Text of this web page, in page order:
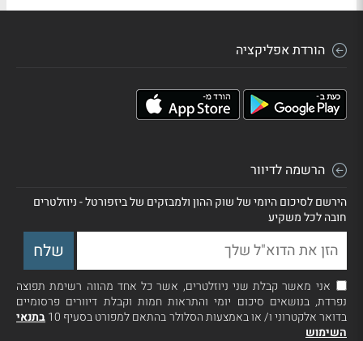
הורדת אפליקציה
הרשמה לדיוור
הירשם לסיכום היומי של שוק ההון ולמבזקים של ביזפורטל - ניוזלטרים
חובה לכל משקיע
אני מאשר קבלת שני ניוזלטרים, אשר כל אחד מהווה רשימת תפוצה
נפרדת, בנושאים סיכום יומי והתראות חמות וקבלת דיוורים פרסומיים
בדואר אלקטרוני ו/ או באמצעות הסלולר בהתאם למפורט בסעיף 10
בתנאי
השימוש